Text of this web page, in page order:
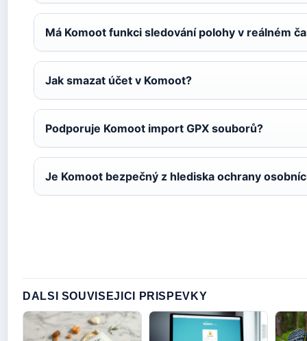
Má Komoot funkci sledování polohy v reálném
Jak smazat účet v Komoot?
Podporuje Komoot import GPX souborů?
Je Komoot bezpečný z hlediska ochrany
DALSI SOUVISEJICI PRISPEVKY